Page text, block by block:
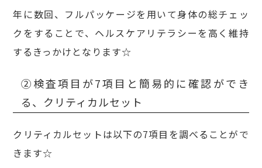
年に数回、フルパッケージを用いて身体の総チェッ
クをすることで、ヘルスケアリテラシーを高く維持
するきっかけとなります☆
②検査項目が7項目と簡易的に確認ができ
る、クリティカルセット
クリティカルセットは以下の7項目を調べることがで
きます☆